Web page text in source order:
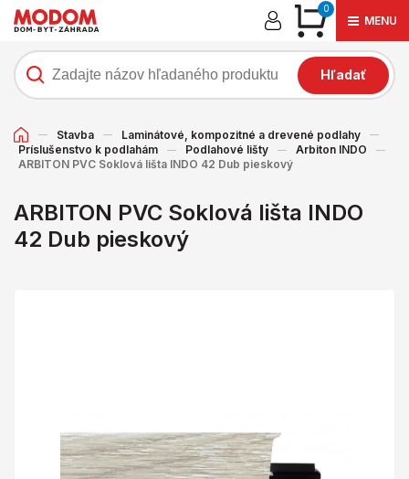
0
MENU
Hľadať
Stavba
Laminátové, kompozitné a drevené podlahy
Príslušenstvo k podlahám
Podlahové lišty
Arbiton INDO
ARBITON PVC Soklová lišta INDO 42 Dub pieskový
ARBITON PVC Soklová lišta INDO
42 Dub pieskový